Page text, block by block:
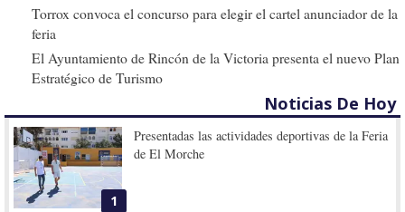
Torrox convoca el concurso para elegir el cartel anunciador de la
feria
El Ayuntamiento de Rincón de la Victoria presenta el nuevo Plan
Estratégico de Turismo
Noticias De Hoy
1
Presentadas las actividades deportivas de la Feria
de El Morche